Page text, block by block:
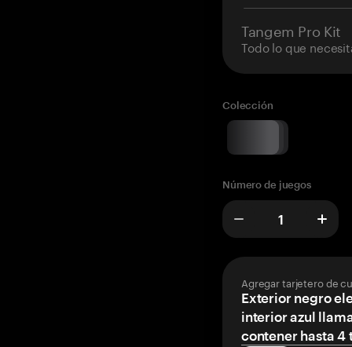
Tangem Pro Kit
Todo lo que
Colección
Número de juegos
Agregar tarjetero de
Exterior negro
interior azul
contener hasta 4